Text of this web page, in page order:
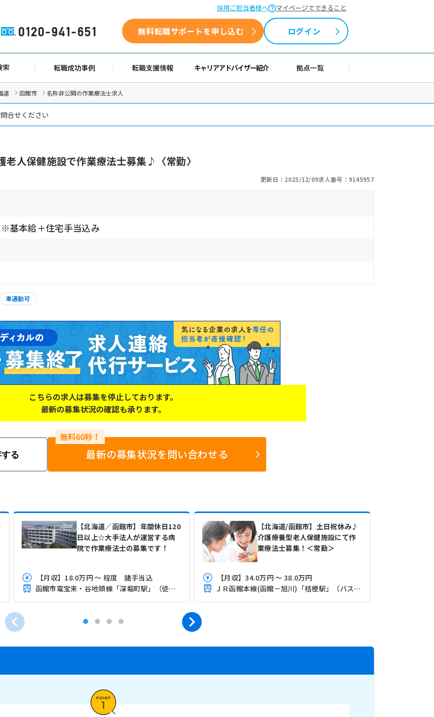
採用ご担当者様へ マイページでできること
0120-941-651 無料転職サポートを申し込む ログイン
求人検索 転職成功事例 転職支援情報 キャリアアドバイザー紹介拠点一覧
道 函館市 名称非公開の作業療法士求人
合せください
人保健施設で作業療法士募集♪〈常勤〉
更新日：2025/12/09求人番号：9145957
※基本給＋住宅手当込み
車通勤可
こちらの求人は募集を停止しております。
最新の募集状況の確認も承ります。
る 最新の募集状況を問い合わせる
【北海道／函館市】年間休日120
日以上☆大手法人が運営する病
院で作業療法士の募集です！
【月収】18.0万円 ～ 程度 諸手当込
函館市電宝来・谷地頭線「深堀町駅」（徒歩5分）
【北海道/函館市】土日祝休み♪
介護療養型老人保健施設にて作
業療法士募集！＜常勤＞
【月収】34.0万円 ～ 38.0万円
ＪＲ函館本線(函館－旭川)「桔梗駅」（バス・車5分）